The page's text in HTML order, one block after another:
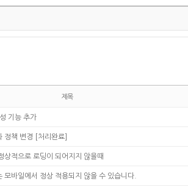
제목
기능 추가
정책 변경 [처리완료]
상적으로 로딩이 되어지지 않을때
모바일에서 정상 적용되지 않을 수 있습니다.